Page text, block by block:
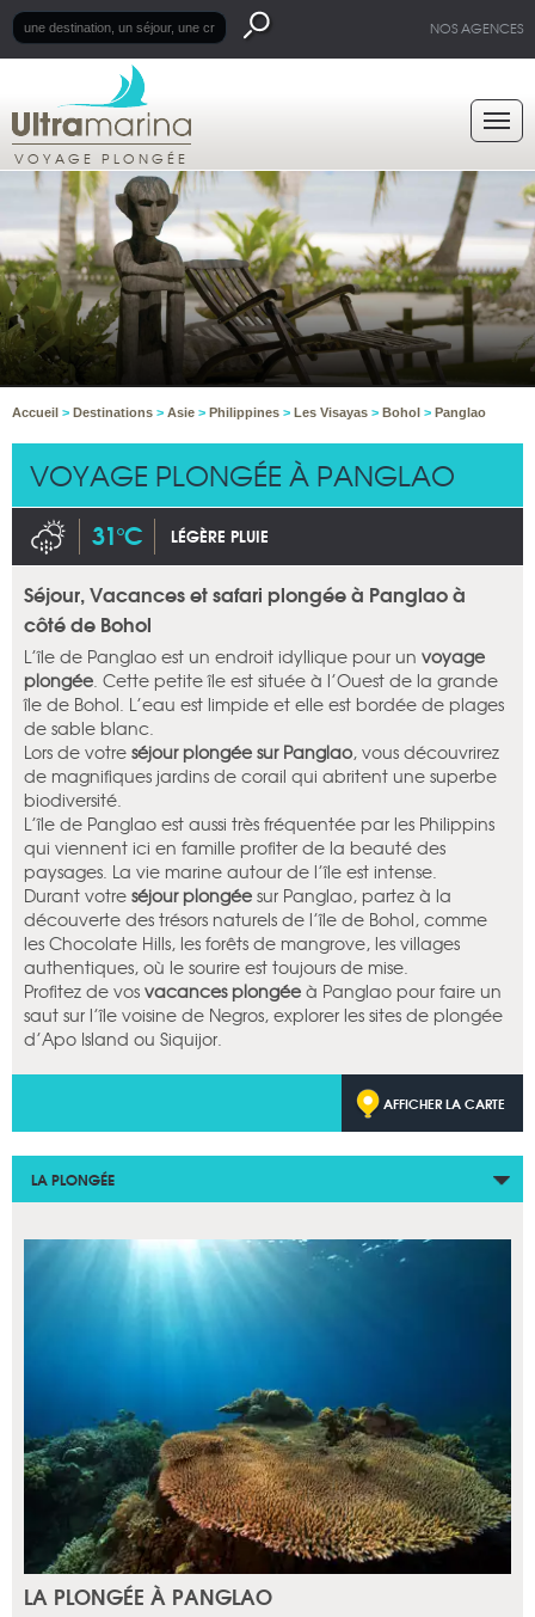
NOS AGENCES
VOYAGE PLONGÉE
Accueil > Destinations > Asie > Philippines > Les Visayas > Bohol > Panglao
VOYAGE PLONGÉE À PANGLAO
31°C LÉGÈRE PLUIE
Séjour, Vacances et safari plongée à Panglao à
côté de Bohol
L’île de Panglao est un endroit idyllique pour un voyage
plongée. Cette petite île est située à l’Ouest de la grande
île de Bohol. L’eau est limpide et elle est bordée de plages
de sable blanc.
Lors de votre séjour plongée sur Panglao, vous découvrirez
de magnifiques jardins de corail qui abritent une superbe
biodiversité.
L’île de Panglao est aussi très fréquentée par les Philippins
qui viennent ici en famille profiter de la beauté des
paysages. La vie marine autour de l’île est intense.
Durant votre séjour plongée sur Panglao, partez à la
découverte des trésors naturels de l’île de Bohol, comme
les Chocolate Hills, les forêts de mangrove, les villages
authentiques, où le sourire est toujours de mise.
Profitez de vos vacances plongée à Panglao pour faire un
saut sur l’île voisine de Negros, explorer les sites de plongée
d’Apo Island ou Siquijor.
AFFICHER LA CARTE
LA PLONGÉE
LA PLONGÉE À PANGLAO